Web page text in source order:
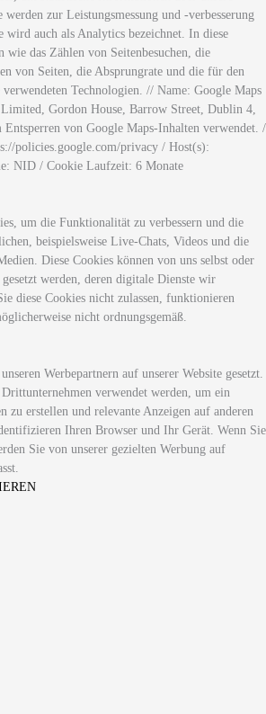
zur Leistungsmessung und -verbesserung
wird auch als Analytics bezeichnet. In diese
das Zählen von Seitenbesuchen, die
von Seiten, die Absprungrate und die für den
Technologien. // Name: Google Maps
Gordon House, Barrow Street, Dublin 4,
von Google Maps-Inhalten verwendet. /
policies.google.com/privacy / Host(s):
NID / Cookie Laufzeit: 6 Monate
um die Funktionalität zu verbessern und die
beispielsweise Live-Chats, Videos und die
Diese Cookies können von uns selbst oder
werden, deren digitale Dienste wir
diese Cookies nicht zulassen, funktionieren
nicht ordnungsgemäß.
Werbepartnern auf unserer Website gesetzt.
verwendet werden, um ein
zu erstellen und relevante Anzeigen auf anderen
Ihren Browser und Ihr Gerät. Wenn Sie
Sie von unserer gezielten Werbung auf